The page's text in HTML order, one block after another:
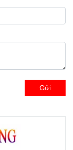
Gửi